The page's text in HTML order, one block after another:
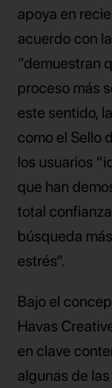
apoya en
acuerdo con
“demuestran
proceso más
este sentido,
como el Sello
los usuarios
que han
total
búsqueda
estrés”.
Bajo el
Havas
en clave
algunas de